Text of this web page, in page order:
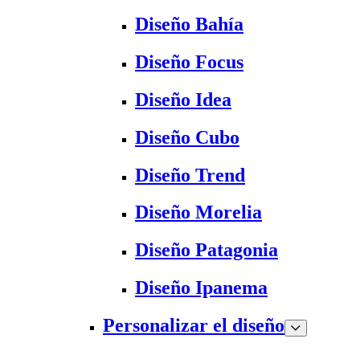
Diseño Bahía
Diseño Focus
Diseño Idea
Diseño Cubo
Diseño Trend
Diseño Morelia
Diseño Patagonia
Diseño Ipanema
Personalizar el diseño